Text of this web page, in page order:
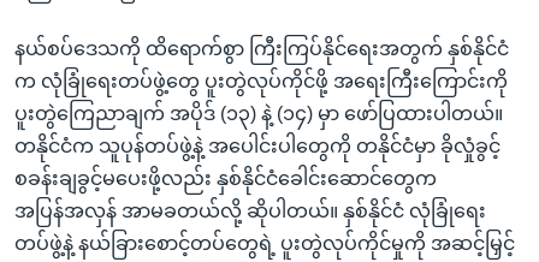
နယ်စပ်ဒေသကို ထိရောက်စွာ ကြီးကြပ်နိုင်ရေးအတွက် နှစ်နိုင်ငံ
က လုံခြုံရေးတပ်ဖွဲ့တွေ ပူးတွဲလုပ်ကိုင်ဖို့ အရေးကြီးကြောင်းကို
ပူးတွဲကြေညာချက် အပိုဒ် (၁၃) နဲ့ (၁၄) မှာ ဖော်ပြထားပါတယ်။
တနိုင်ငံက သူပုန်တပ်ဖွဲ့နဲ့ အပေါင်းပါတွေကို တနိုင်ငံမှာ ခိုလှုံခွင့်
စခန်းချခွင့်မပေးဖို့လည်း နှစ်နိုင်ငံခေါင်းဆောင်တွေက
အပြန်အလှန် အာမခတယ်လို့ ဆိုပါတယ်။ နှစ်နိုင်ငံ လုံခြုံရေး
တပ်ဖွဲ့နဲ့ နယ်ခြားစောင့်တပ်တွေရဲ့ ပူးတွဲလုပ်ကိုင်မှုကို အဆင့်မြှင့်